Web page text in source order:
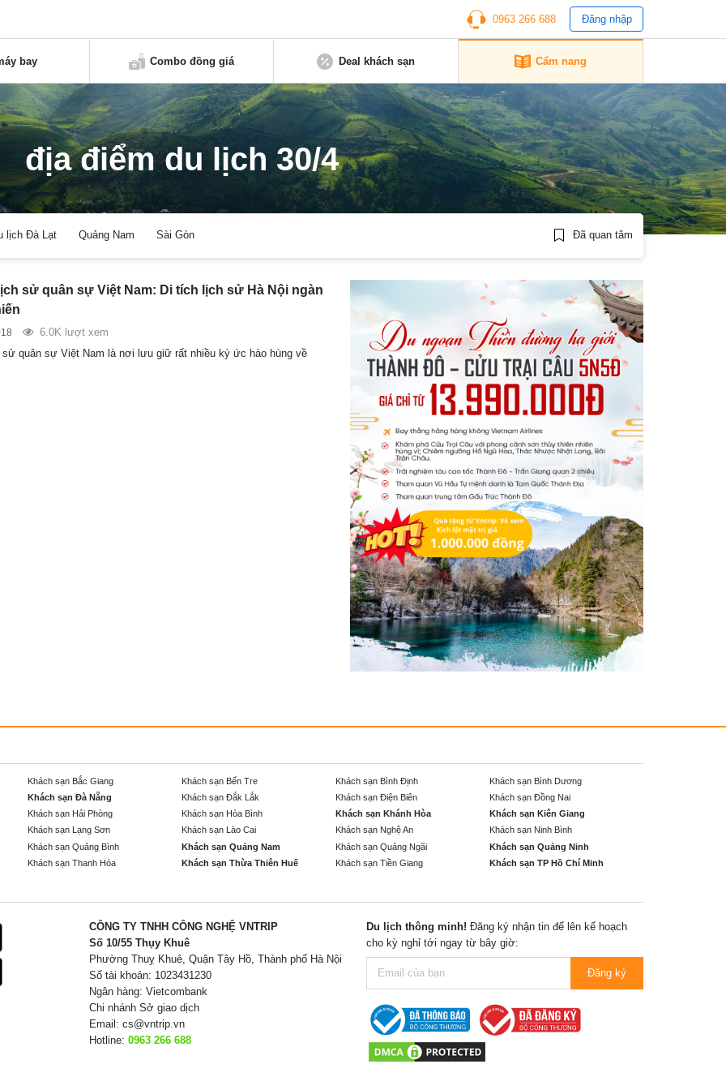
0963 266 688 Đăng nhập
bay Combo đồng giá Deal khách sạn Cẩm nang
địa điểm du lịch 30/4
lịch Đà Lạt Quảng Nam Sài Gòn Đã quan tâm
sử quân sự Việt Nam: Di tích lịch sử Hà Nội ngàn
6.0K lượt xem
sử quân sự Việt Nam là nơi lưu giữ rất nhiều ký ức hào hùng về
Khách sạn Bắc Giang Khách sạn Bến Tre Khách sạn Bình Định
Khách sạn Bình Dương
Khách sạn Đà Nẵng
Khách sạn Đắk Lắk Khách sạn Điện Biên
Khách sạn Đồng Nai
Khách sạn Hải Phòng
Khách sạn Hòa Bình Khách sạn Khánh Hòa
Khách sạn Kiên Giang
Khách sạn Lạng Sơn
Khách sạn Lào Cai Khách sạn Nghệ An
Khách sạn Ninh Bình
Khách sạn Quảng Bình
Khách sạn Quảng Nam Khách sạn Quảng Ngãi
Khách sạn Quảng Ninh
Khách sạn Thanh Hóa
Khách sạn Thừa Thiên Huế Khách sạn Tiền Giang Khách sạn TP Hồ Chí Minh
CÔNG TY TNHH CÔNG NGHỆ VNTRIP
Số 10/55 Thụy Khuê
Phường Thuỵ Khuê, Quận Tây Hồ, Thành phố Hà Nội
Số tài khoản: 1023431230
Ngân hàng: Vietcombank
Chi nhánh Sở giao dịch
Email: cs@vntrip.vn
Hotline: 0963 266 688
Du lịch thông minh! Đăng ký nhận tin để lên kế hoạch
cho kỳ nghỉ tới ngay từ bây giờ:
Đăng ký